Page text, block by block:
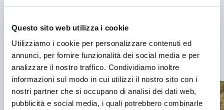
Questo sito web utilizza i cookie
Utilizziamo i cookie per personalizzare contenuti ed
annunci, per fornire funzionalità dei social media e per
analizzare il nostro traffico. Condividiamo inoltre
informazioni sul modo in cui utilizzi il nostro sito con i
nostri partner che si occupano di analisi dei dati web,
pubblicità e social media, i quali potrebbero combinarle